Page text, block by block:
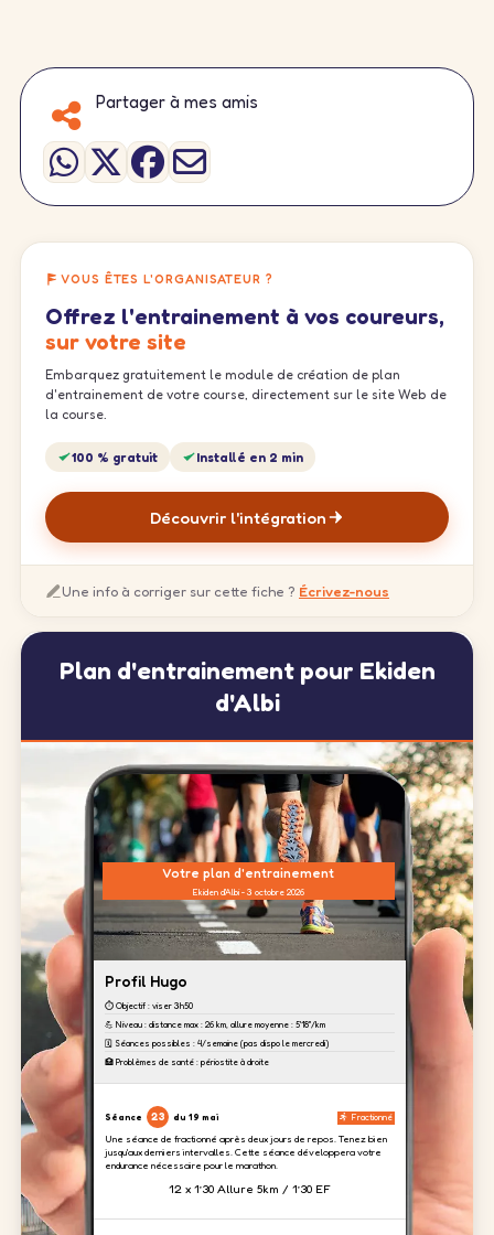
Partager à mes amis
VOUS ÊTES L'ORGANISATEUR ?
Offrez l'entrainement à vos coureurs,
sur votre site
Embarquez gratuitement le module de création de plan
d'entrainement de votre course, directement sur le site Web de
la course.
100 % gratuit Installé en 2 min
Découvrir l'intégration
Une info à corriger sur cette fiche ? Écrivez-nous
Plan d'entrainement pour Ekiden
d'Albi
Votre plan d'entrainement
Ekiden d'Albi - 3 octobre 2026
Profil Hugo
⏱️ Objectif : viser 3h50
💪 Niveau : distance max : 26 km, allure moyenne : 5'18''/km
🗓️ Séances possibles : 4/semaine (pas dispo le mercredi)
🏥 Problèmes de santé : périostite à droite
Séance 23 du 19 mai Fractionné
Une séance de fractionné après deux jours de repos. Tenez bien
jusqu'aux derniers intervalles. Cette séance développera votre
endurance nécessaire pour le marathon.
12 x 1’30 Allure 5km / 1’30 EF